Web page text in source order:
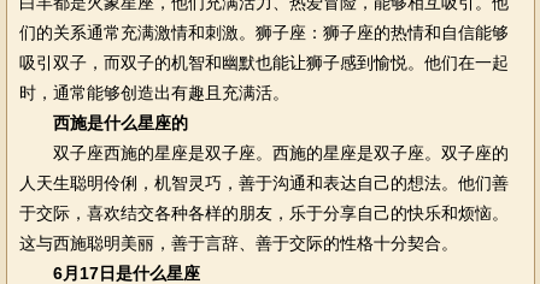
们的关系通常充满激情和刺激。狮子座：狮子座的热情和自信能够
吸引双子，而双子的机智和幽默也能让狮子感到愉悦。他们在一起
时，通常能够创造出有趣且充满活。
西施是什么星座的
双子座西施的星座是双子座。西施的星座是双子座。双子座的
人天生聪明伶俐，机智灵巧，善于沟通和表达自己的想法。他们善
于交际，喜欢结交各种各样的朋友，乐于分享自己的快乐和烦恼。
这与西施聪明美丽，善于言辞、善于交际的性格十分契合。
6月17日是什么星座